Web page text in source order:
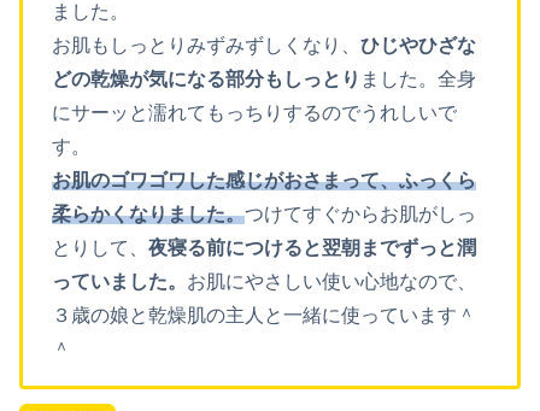
ました。
お肌もしっとりみずみずしくなり、 ひじやひざな
どの乾燥が気になる部分もしっとり ました。全身
にサーッと濡れてもっちりするのでうれしいで
す。
お肌のゴワゴワした感じがおさまって、ふっくら
柔らかくなりました。つけてすぐからお肌がしっ
とりして、 夜寝る前につけると翌朝までずっと潤
っていました。 お肌にやさしい使い心地なので、
３歳の娘と乾燥肌の主人と一緒に使っています＾
＾